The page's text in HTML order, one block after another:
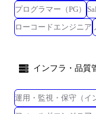
Redshift/BigQuery/Cloud Spanner/
ォーム -Google
Tasks/GKE など) -
Terraform(HCP Terraform)/Ansible/
用・監視 -Datadog/
Logging/Cloud Trace -
プログラマー（PG）
ローコードエンジニア
インフラ・品質
運用・監視・保守（イ